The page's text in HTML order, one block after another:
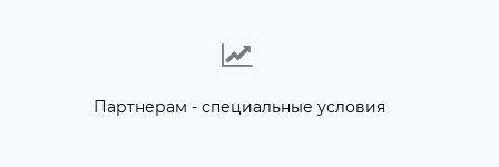
Партнерам - специальные условия